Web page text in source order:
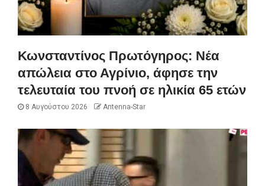
Κωνσταντίνος Πρωτόγηρος: Νέα
απώλεια στο Αγρίνιο, άφησε την
τελευταία του πνοή σε ηλικία 65 ετών
8 Αυγούστου 2026 Antenna-Star